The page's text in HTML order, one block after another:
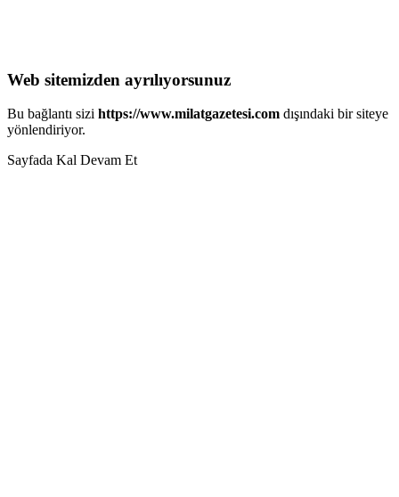
Web sitemizden ayrılıyorsunuz
Bu bağlantı sizi https://www.milatgazetesi.com dışındaki bir siteye
yönlendiriyor.
Sayfada Kal Devam Et